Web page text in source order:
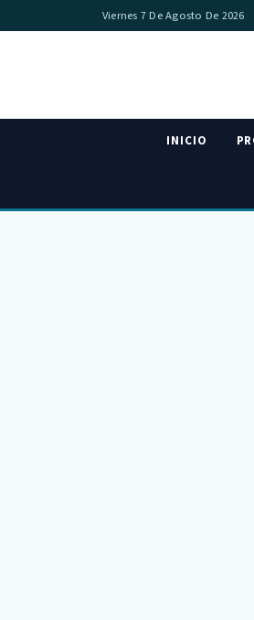
Viernes 7 De Agosto De 2026
INICIO